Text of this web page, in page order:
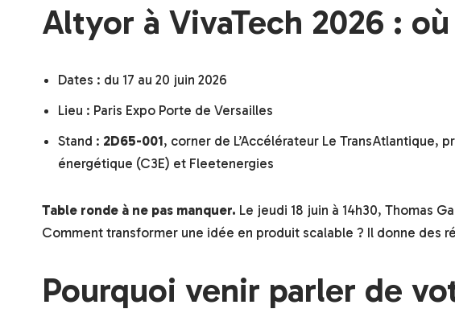
Altyor à VivaTech 2026 :
Dates : du 17 au 20 juin 2026
Lieu : Paris Expo Porte de Versailles
Stand : 2D65-001, corner de L’Accélérateur Le TransAtlantique,
énergétique (C3E) et Fleetenergies
Table ronde à ne pas manquer. Le jeudi 18 juin à 14h30, Thomas
Comment transformer une idée en produit scalable ? Il donne des
Pourquoi venir parler de